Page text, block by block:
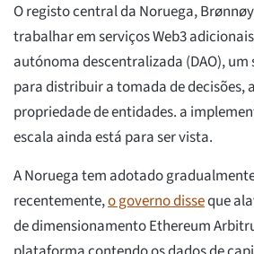
O registo central da Noruega,
trabalhar em serviços Web3
autónoma descentralizada (DAO),
para distribuir a tomada de decisões,
propriedade de entidades. a
escala ainda está para ser vista.
A Noruega tem adotado
recentemente,o governo disseque
de dimensionamento Ethereum